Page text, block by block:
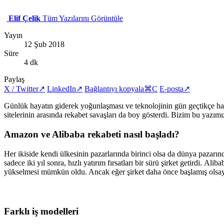
Elif Çelik Tüm Yazılarını Görüntüle
Yayın
12 Şub 2018
Süre
4 dk
Paylaş
X / Twitter↗ LinkedIn↗ Bağlantıyı kopyala⌘C E-posta↗
Günlük hayatın giderek yoğunlaşması ve teknolojinin gün geçtikçe
sitelerinin arasında rekabet savaşları da boy gösterdi. Bizim bu
Amazon ve Alibaba rekabeti nasıl başladı?
Her ikiside kendi ülkesinin pazarlarında birinci olsa da dünya
sadece iki yıl sonra, hızlı yatırım fırsatları bir sürü şirket getirdi.
yükselmesi mümkün oldu. Ancak eğer şirket daha önce başlamış
Farklı iş modelleri